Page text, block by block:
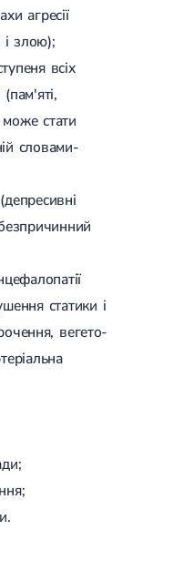
агресії
злою);
всіх
стати
словами-
статики і
вегето-